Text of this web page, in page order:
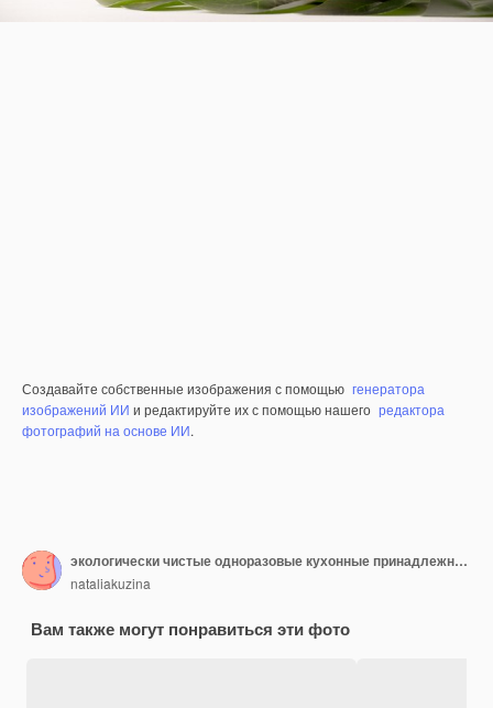
Создавайте собственные изображения с помощью генератора
изображений ИИ и редактируйте их с помощью нашего редактора
фотографий на основе ИИ.
экологически чистые одноразовые кухонные принадлежности на белом фоне. деревянные вилки и ложки в бумажный стаканчик. экология, концепция нулевых отходов. вид сверху. плоская планировка
nataliakuzina
Вам также могут понравиться эти фото